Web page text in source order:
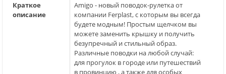
Краткое
описание
Amigo - новый поводок-рулетка от
компании Ferplast, с которым вы всегда
будете модным! Простым щелчком вы
можете заменить крышку и получить
безупречный и стильный образ.
Различные поводки на любой случай:
для прогулок в городе или путешествий
в провинцию , а также для особых